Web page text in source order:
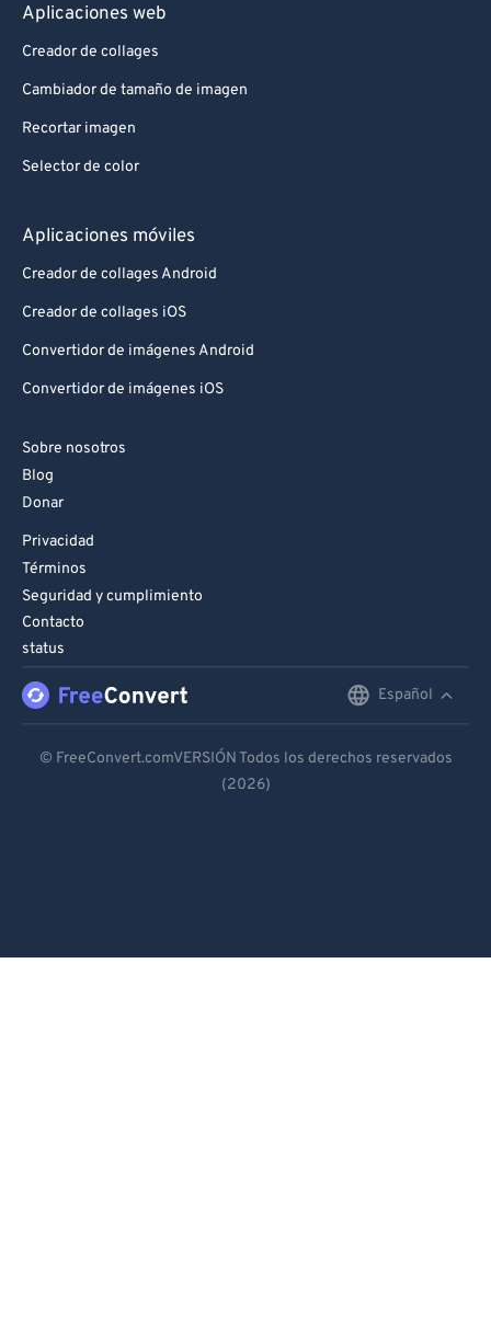
Aplicaciones web
Creador de collages
Cambiador de tamaño de imagen
Recortar imagen
Selector de color
Aplicaciones móviles
Creador de collages Android
Creador de collages iOS
Convertidor de imágenes Android
Convertidor de imágenes iOS
Sobre nosotros
Blog
Donar
Privacidad
Términos
Seguridad y cumplimiento
Contacto
status
Español
Español
© FreeConvert.comVERSIÓN Todos los derechos reservados
(2026)